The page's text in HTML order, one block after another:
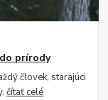
prírody
človek, starajúci
čítať celé